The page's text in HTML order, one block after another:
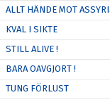
ALLT HÄNDE MOT
KVAL I SIKTE
STILL ALIVE !
BARA OAVGJORT !
TUNG FÖRLUST